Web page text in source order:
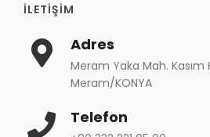
İLETIŞIM
Adres
Meram Yaka Mah. Kasım
Meram/KONYA
Telefon